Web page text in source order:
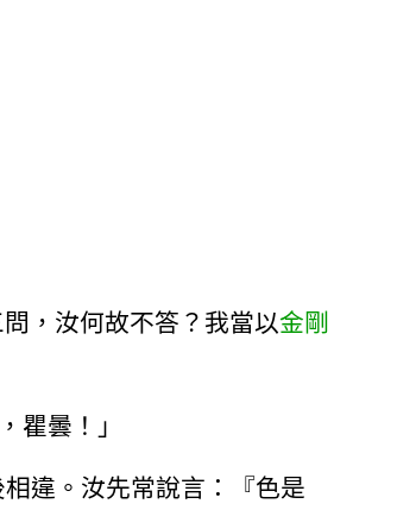
，汝何故不答？我當以金剛
瞿曇！」
違。汝先常說言：『色是